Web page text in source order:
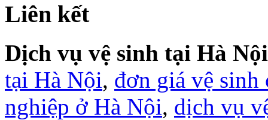
Liên kết
Dịch vụ vệ sinh tại Hà
tại Hà Nội, đơn giá vệ sinh
nghiệp ở Hà Nội, dịch vụ